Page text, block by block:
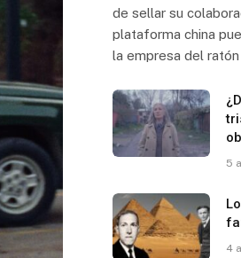
de sellar su
plataforma china
la empresa del
5
4